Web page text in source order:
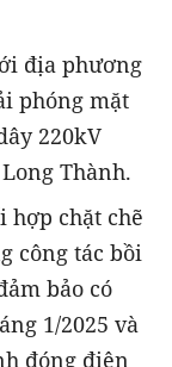
địa phương
phóng mặt
220kV
Thành.
hợp chặt chẽ
công tác bồi
bảo có
1/2025 và
đóng điện